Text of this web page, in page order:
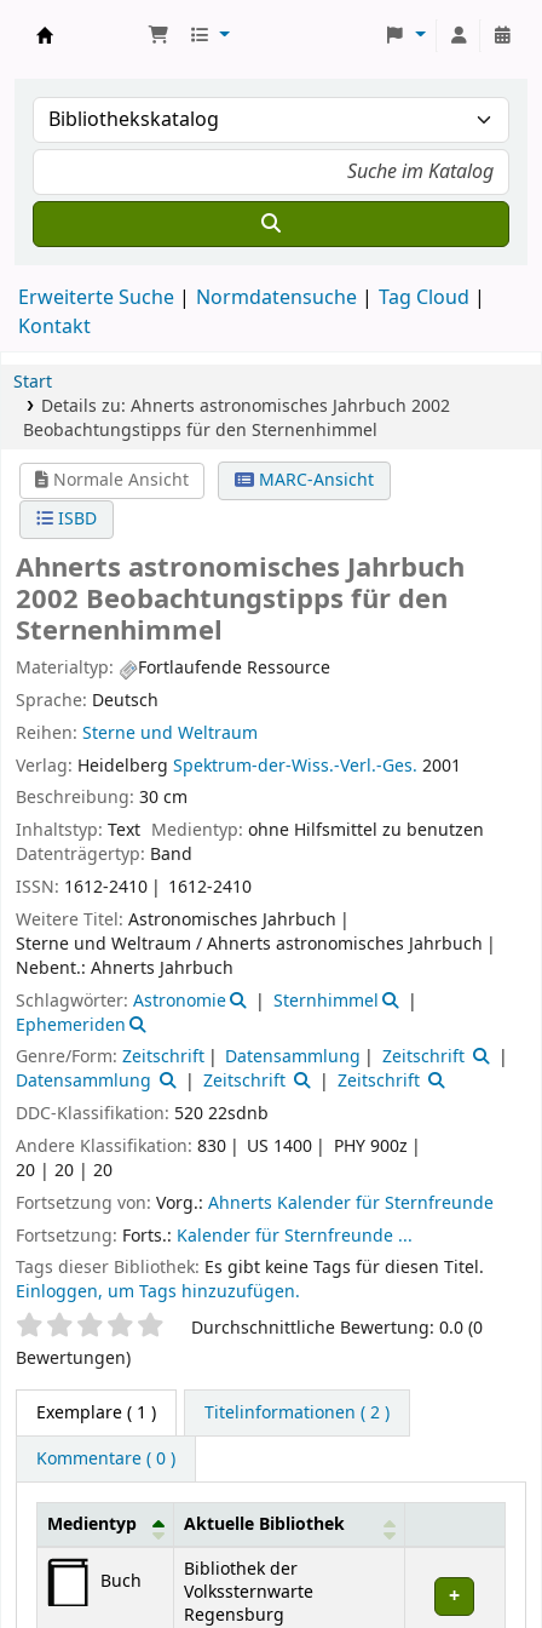
Erweiterte Suche Normdatensuche
Tag Cloud
Kontakt
Start
Details zu: Ahnerts astronomisches Jahrbuch 2002
Beobachtungstipps für den Sternenhimmel
Normale Ansicht
MARC-Ansicht
ISBD
Ahnerts astronomisches Jahrbuch
2002 Beobachtungstipps für den
Sternenhimmel
Materialtyp:
Fortlaufende Ressource
Sprache: Deutsch
Reihen: Sterne und Weltraum
Verlag: Heidelberg Spektrum-der-Wiss.-Verl.-Ges. 2001
Beschreibung: 30 cm
Inhaltstyp: Text Medientyp:ohne Hilfsmittel zu benutzen
Datenträgertyp: Band
ISSN: 1612-2410
1612-2410
Weitere Titel: Astronomisches Jahrbuch
Sterne und Weltraum / Ahnerts astronomisches Jahrbuch
Nebent.: Ahnerts Jahrbuch
Schlagwörter: Astronomie
Sternhimmel
Ephemeriden
Genre/Form: Zeitschrift Datensammlung
Zeitschrift
Datensammlung
Zeitschrift
Zeitschrift
DDC-Klassifikation: 520 22sdnb
Andere Klassifikation: 830 US 1400
PHY 900z
20 | 20 | 20
Fortsetzung von: Vorg.: Ahnerts Kalender für Sternfreunde
Fortsetzung: Forts.: Kalender für Sternfreunde ...
Tags dieser Bibliothek: Es gibt keine Tags für diesen Titel.
Einloggen, um Tags hinzuzufügen.
SternchenbewertungDurchschnittliche Bewertung: 0.0 (0
Bewertungen)
Exemplare( 1 )
Titelinformationen ( 2 )
Kommentare ( 0 )
Exemplare
Medientyp Aktuelle Bibliothek
Buch
Bibliothek der
Volkssternwarte
Regensburg